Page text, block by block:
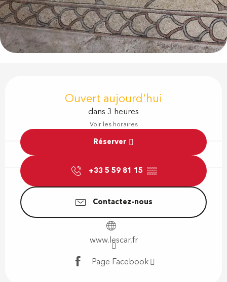
Ouvert aujourd'hui
dans 3 heures
Voir les horaires
Réserver
+33 5 59 81 15 ▒▒
Contactez-nous
www.lescar.fr
Page Facebook